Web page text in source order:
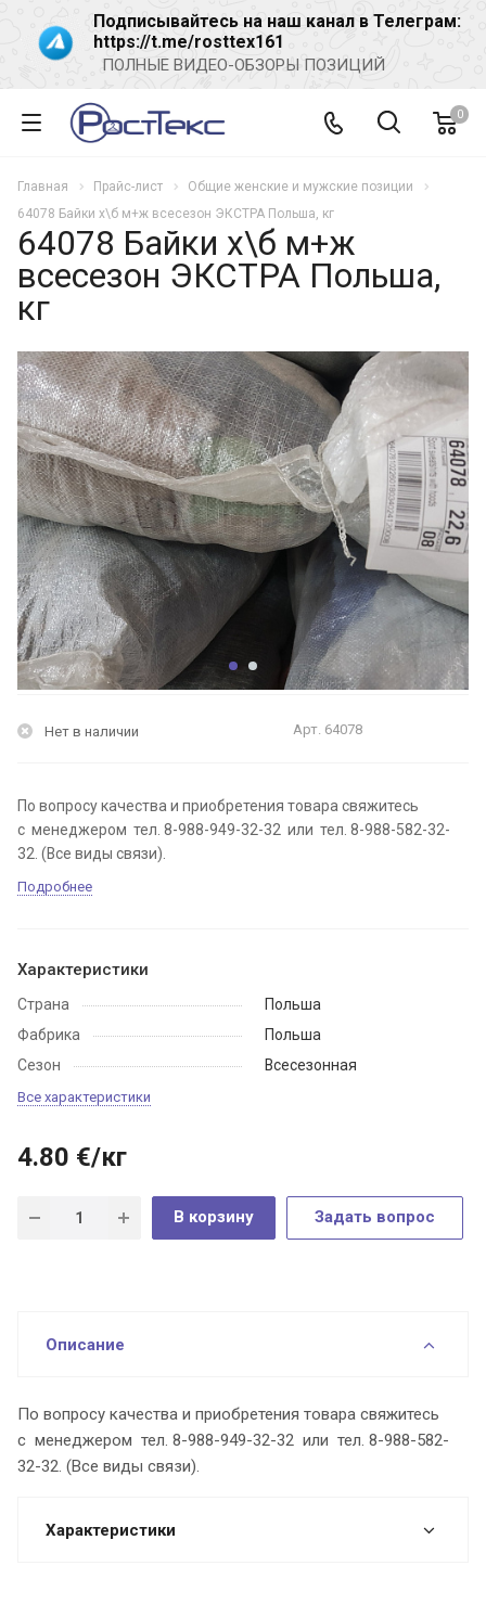
Подписывайтесь на наш канал в Телеграм:
https://t.me/rosttex161
ПОЛНЫЕ ВИДЕО-ОБЗОРЫ ПОЗИЦИЙ
0
Главная Прайс-лист
Общие женские и мужские позиции
64078 Байки х\б м+ж всесезон ЭКСТРА Польша, кг
64078 Байки х\б м+ж
всесезон ЭКСТРА Польша,
кг
Нет в наличии Арт. 64078
По вопросу качества и приобретения товара свяжитесь
с менеджером тел. 8-988-949-32-32 или тел. 8-988-582-32-
32. (Все виды связи).
Подробнее
Характеристики
Страна
Польша
Фабрика
Польша
Сезон
Всесезонная
Все характеристики
4.80 €/кг
В корзину Задать вопрос
Описание
По вопросу качества и приобретения товара свяжитесь
с менеджером тел. 8-988-949-32-32 или тел. 8-988-582-
32-32. (Все виды связи).
Характеристики